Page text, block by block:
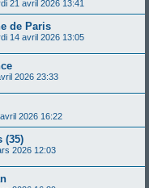
21 avril 2026 13:41
de Paris
14 avril 2026 13:05
2026 23:33
2026 16:22
(35)
2026 12:03